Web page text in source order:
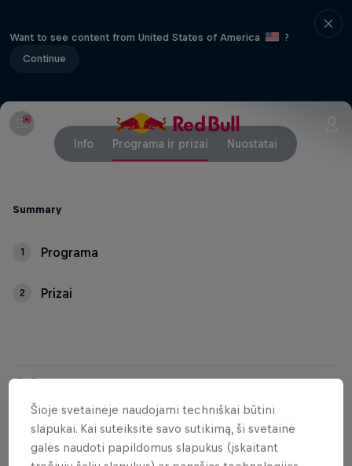
Want to see content from United States of America
?
Continue
Info Programa ir prizai Nuostatai
Summary
1 Programa
2 Prizai
01
Programa
Šioje svetainėje naudojami techniškai būtini
slapukai. Kai suteiksite savo sutikimą, ši svetainė
galės naudoti papildomus slapukus (įskaitant